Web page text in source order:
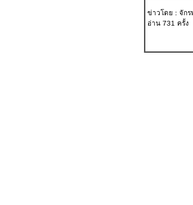
ข่าวโดย : จักร
อ่าน 731 ครั้ง